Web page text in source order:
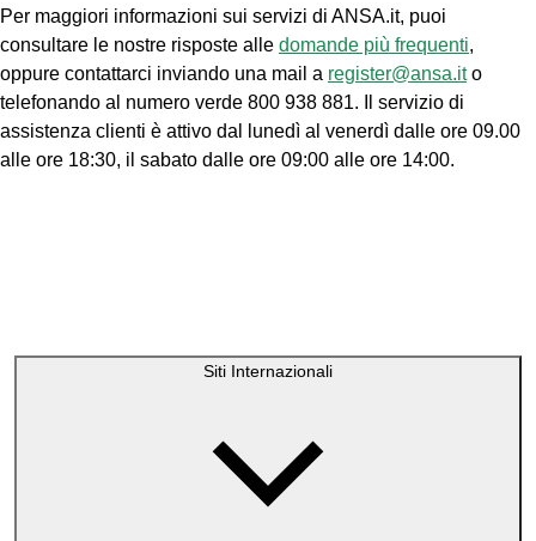
Per maggiori informazioni sui servizi di ANSA.it, puoi
consultare le nostre risposte alle domande più frequenti,
oppure contattarci inviando una mail a register@ansa.ito
telefonando al numero verde 800 938 881. Il servizio di
assistenza clienti è attivo dal lunedì al venerdì dalle ore 09.00
alle ore 18:30, il sabato dalle ore 09:00 alle ore 14:00.
Siti Internazionali